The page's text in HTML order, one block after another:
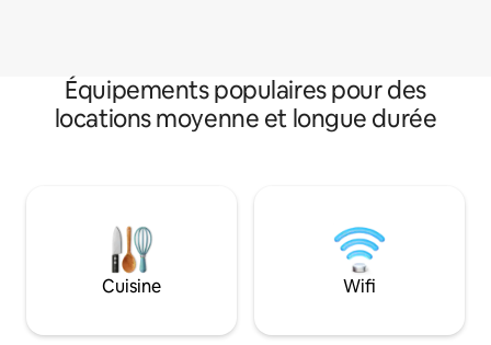
Équipements populaires pour des
locations moyenne et longue durée
Cuisine Wifi